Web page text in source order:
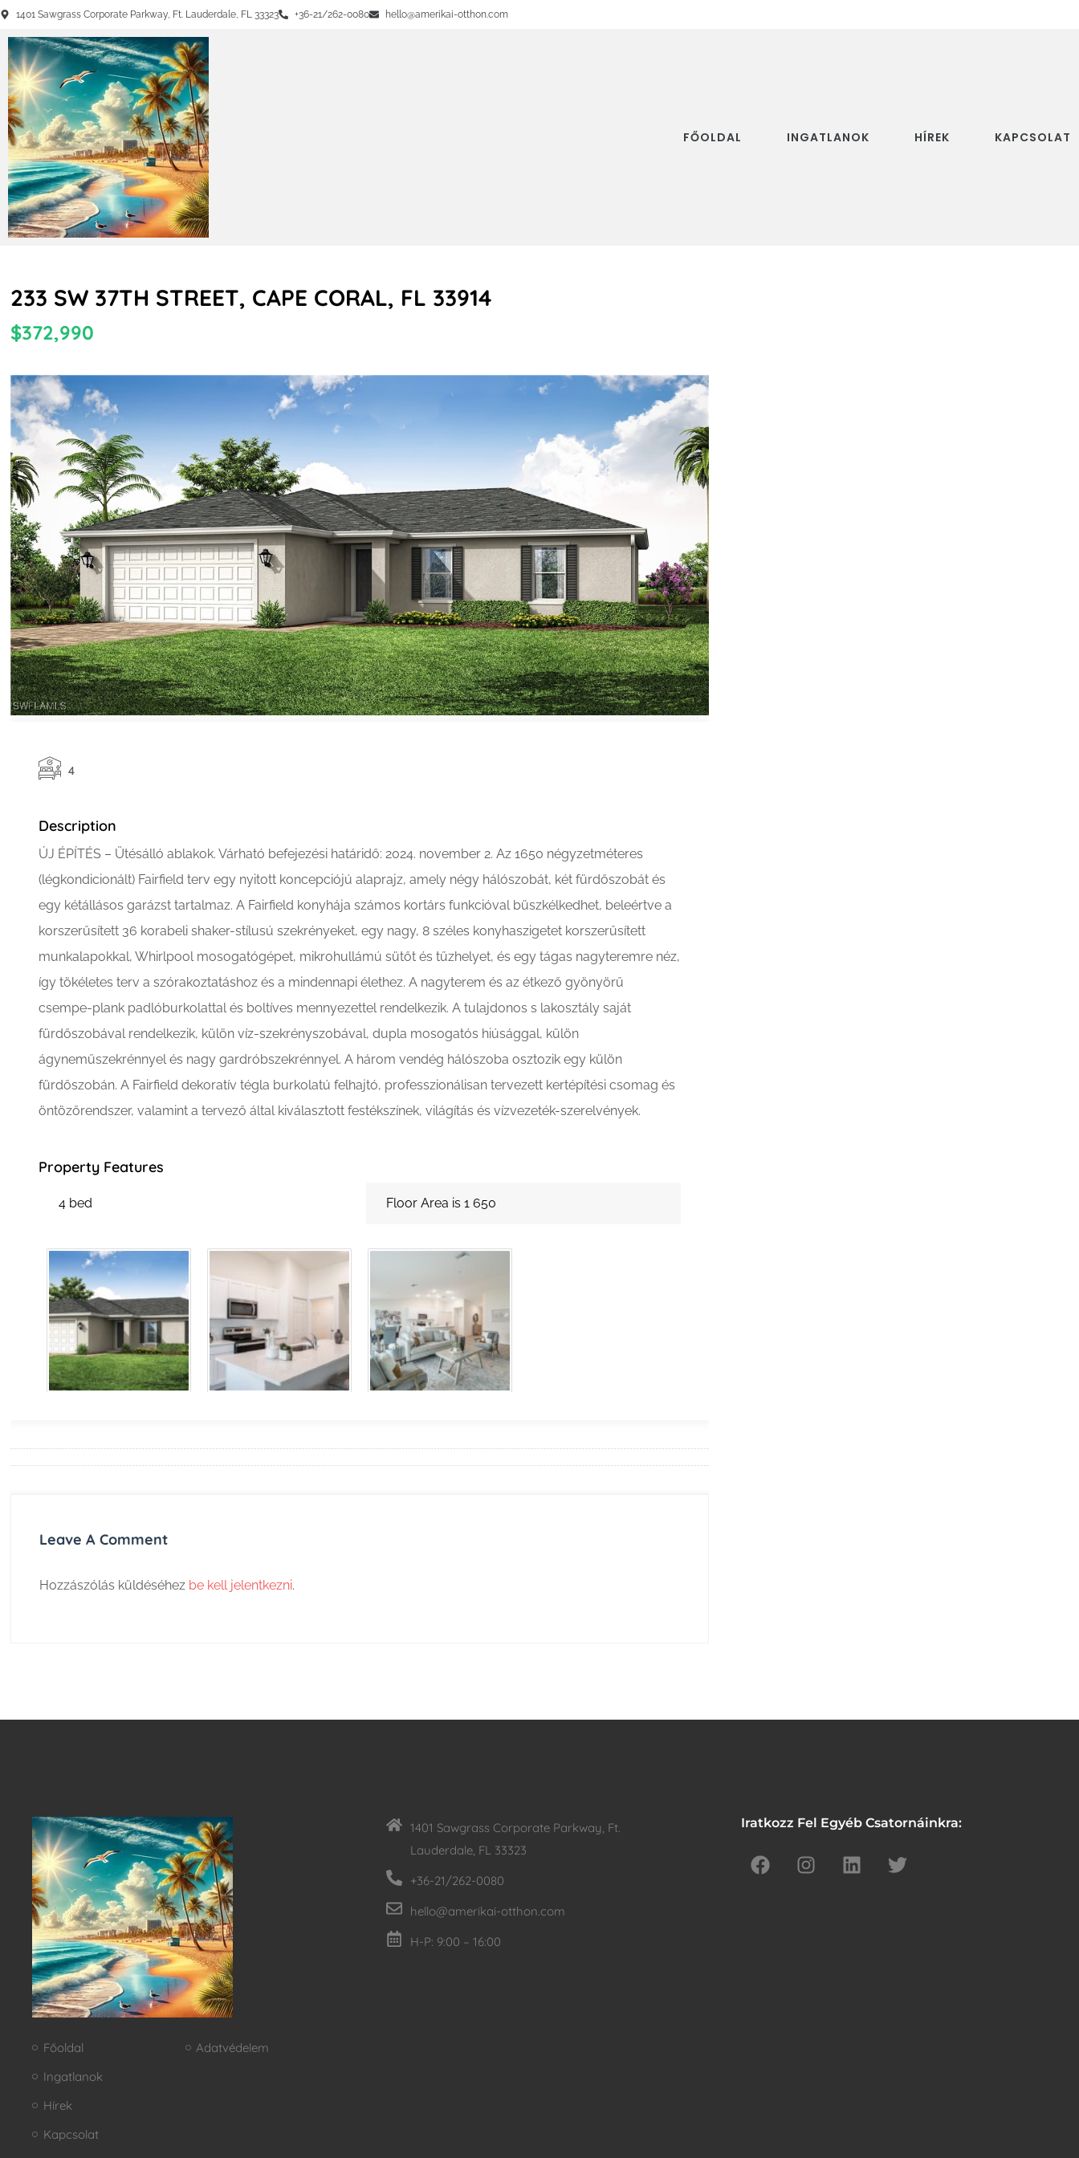
1401 Sawgrass Corporate Parkway, Ft. Lauderdale, FL 33323 +36-21/262-0080 hello@amerikai-otthon.com
FŐOLDAL INGATLANOK HÍREK KAPCSOLAT
233 SW 37TH STREET, CAPE CORAL, FL 33914
$372,990
4
Description
ÚJ ÉPÍTÉS – Ütésálló ablakok. Várható befejezési határidő: 2024. november 2. Az 1650 négyzetméteres
(légkondicionált) Fairfield terv egy nyitott koncepciójú alaprajz, amely négy hálószobát, két fürdőszobát és
egy kétállásos garázst tartalmaz. A Fairfield konyhája számos kortárs funkcióval büszkélkedhet, beleértve a
korszerűsített 36 korabeli shaker-stílusú szekrényeket, egy nagy, 8 széles konyhaszigetet korszerűsített
munkalapokkal, Whirlpool mosogatógépet, mikrohullámú sütőt és tűzhelyet, és egy tágas nagyteremre néz,
így tökéletes terv a szórakoztatáshoz és a mindennapi élethez. A nagyterem és az étkező gyönyörű
csempe-plank padlóburkolattal és boltíves mennyezettel rendelkezik. A tulajdonos s lakosztály saját
fürdőszobával rendelkezik, külön víz-szekrényszobával, dupla mosogatós hiúsággal, külön
ágyneműszekrénnyel és nagy gardróbszekrénnyel. A három vendég hálószoba osztozik egy külön
fürdőszobán. A Fairfield dekoratív tégla burkolatú felhajtó, professzionálisan tervezett kertépítési csomag és
öntözőrendszer, valamint a tervező által kiválasztott festékszínek, világítás és vízvezeték-szerelvények.
Property Features
4 bed Floor Area is 1 650
Leave A Comment
Hozzászólás küldéséhez be kell jelentkezni.
Főoldal
Ingatlanok
Hírek
Kapcsolat
Adatvédelem
1401 Sawgrass Corporate Parkway, Ft.
Lauderdale, FL 33323
+36-21/262-0080
hello@amerikai-otthon.com
H-P: 9:00 – 16:00
Iratkozz Fel Egyéb Csatornáinkra: